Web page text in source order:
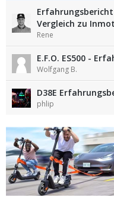
Erfahrungsbericht
Vergleich zu
Rene
E.F.O. ES500 -
Wolfgang B.
D38E
phlip